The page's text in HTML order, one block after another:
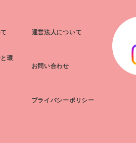
環
運営法人について
お問い合わせ
プライバシーポリシー